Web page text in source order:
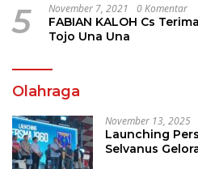
5 November 7, 2021 0 Komentar
FABIAN KALOH Cs
Tojo Una Una
Olahraga
November 13, 2025
Launching
Selvanus